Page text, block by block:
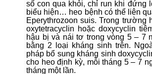
số con qua khỏi, chỉ run khi đứng
biểu hiện… heo bệnh có thể liên
Eperythrozoon suis. Trong trường
oxytetracyclin hoặc doxycyclin
hậu bị và nái tơ trong vòng 5 – 7
bằng 2 loại kháng sinh trên.
pháp bổ sung kháng sinh
cho heo định kỳ, mỗi tháng 5 – 7
tháng một lần.